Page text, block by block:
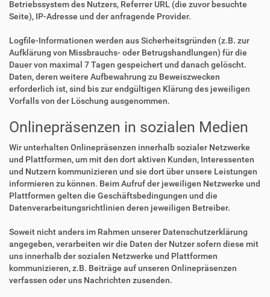
Betriebssystem des Nutzers, Referrer URL (die zuvor besuchte
Seite), IP-Adresse und der anfragende Provider.
Logfile-Informationen werden aus Sicherheitsgründen (z.B. zur
Aufklärung von Missbrauchs- oder Betrugshandlungen) für die
Dauer von maximal 7 Tagen gespeichert und danach gelöscht.
Daten, deren weitere Aufbewahrung zu Beweiszwecken
erforderlich ist, sind bis zur endgültigen Klärung des jeweiligen
Vorfalls von der Löschung ausgenommen.
Onlinepräsenzen in sozialen Medien
Wir unterhalten Onlinepräsenzen innerhalb sozialer Netzwerke
und Plattformen, um mit den dort aktiven Kunden, Interessenten
und Nutzern kommunizieren und sie dort über unsere Leistungen
informieren zu können. Beim Aufruf der jeweiligen Netzwerke und
Plattformen gelten die Geschäftsbedingungen und die
Datenverarbeitungsrichtlinien deren jeweiligen Betreiber.
Soweit nicht anders im Rahmen unserer Datenschutzerklärung
angegeben, verarbeiten wir die Daten der Nutzer sofern diese mit
uns innerhalb der sozialen Netzwerke und Plattformen
kommunizieren, z.B. Beiträge auf unseren Onlinepräsenzen
verfassen oder uns Nachrichten zusenden.